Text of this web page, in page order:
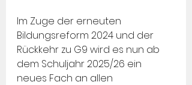
Im Zuge der erneuten
Bildungsreform 2024 und der
Rückkehr zu G9 wird es nun ab
dem Schuljahr 2025/26 ein
neues Fach an allen